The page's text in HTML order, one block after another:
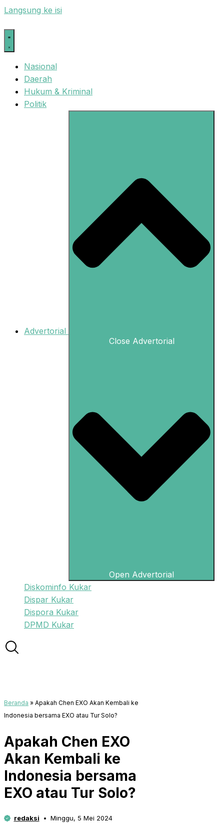
Langsung ke isi
Nasional
Daerah
Hukum & Kriminal
Politik
Advertorial
Close Advertorial
Open Advertorial
Diskominfo Kukar
Dispar Kukar
Dispora Kukar
DPMD Kukar
Beranda » Apakah Chen EXO Akan Kembali ke
Indonesia bersama EXO atau Tur Solo?
Apakah Chen EXO
Akan Kembali ke
Indonesia bersama
EXO atau Tur Solo?
redaksi Minggu, 5 Mei 2024